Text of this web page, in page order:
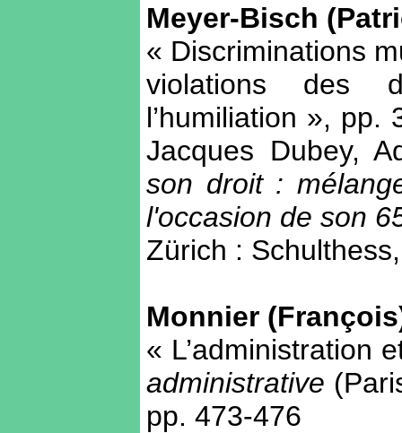
Meyer-Bisch
« Discriminations
violations des
l’humiliation », pp.
Jacques Dubey,
son droit :
l'occasion de son
Zürich :
Monnier
« L’administration
administrative
pp. 473-476